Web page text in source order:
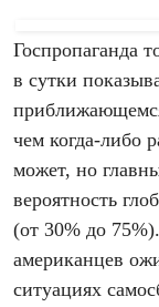
Госпропаганда
в сутки
чем когда-либо
может, но
вероятность
(от 30% до
американцев
ситуациях